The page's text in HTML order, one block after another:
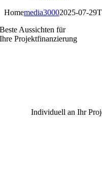
Homemedia30002025-07-
Beste Aussichten für
Ihre Projektfinanzierung
Individuell an Ihr